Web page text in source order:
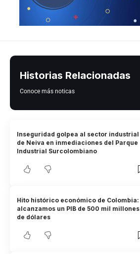
Historias Relacionadas
Conoce más noticas
Inseguridad golpea al sector industrial
de Neiva en inmediaciones del Parque
Industrial Surcolombiano
Hito histórico económico de Colombia:
alcanzamos un PIB de 500 mil millones
de dólares